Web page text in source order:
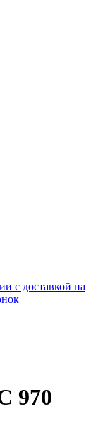
с доставкой на
970